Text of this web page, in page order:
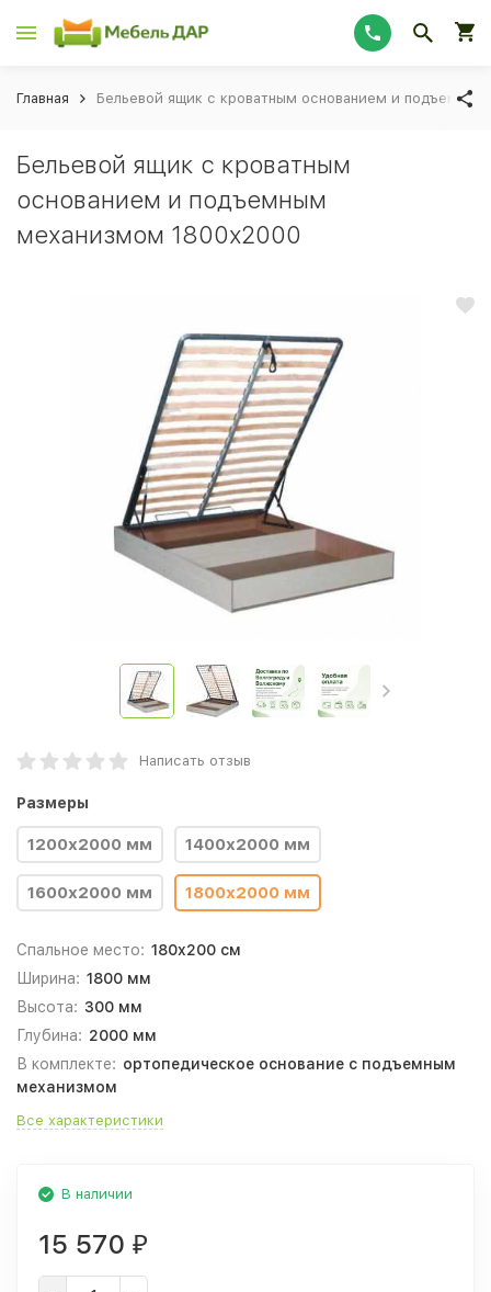
Главная Бельевой ящик с кроватным основанием и
Бельевой ящик с кроватным
основанием и подъемным
механизмом 1800х2000
Написать отзыв
Размеры
1200х2000 мм 1400х2000 мм
1600х2000 мм 1800х2000 мм
Спальное место: 180x200 см
Ширина: 1800 мм
Высота: 300 мм
Глубина: 2000 мм
В комплекте: ортопедическое основание с подъемным
механизмом
Все характеристики
В наличии
15 570 ₽